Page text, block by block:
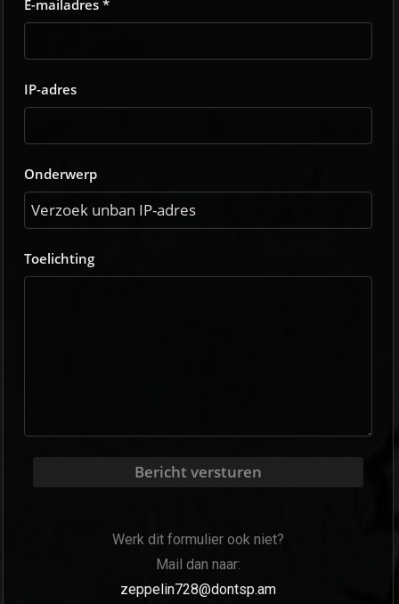
E-mailadres *
IP-adres
Onderwerp
Toelichting
Bericht versturen
Werk dit formulier ook niet?
Mail dan naar:
zeppelin728@dontsp.am